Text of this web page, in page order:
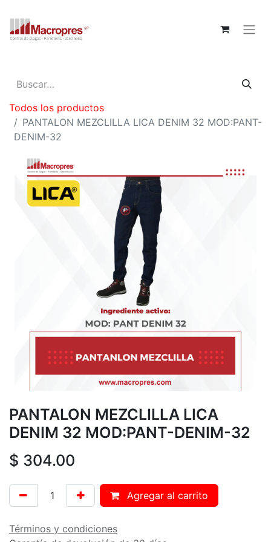
Todos los productos
PANTALON MEZCLILLA LICA DENIM 32 MOD:PANT-
DENIM-32
PANTALON MEZCLILLA LICA
DENIM 32 MOD:PANT-DENIM-32
$ 304.00
Agregar al carrito
Términos y condiciones